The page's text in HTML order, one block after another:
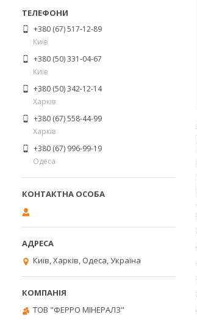
+380 (67) 517-12-89
Київ
+380 (50) 331-04-67
Київ
+380 (50) 342-12-14
Харків
+380 (67) 558-44-99
Харків
+380 (67) 996-99-19
Одеса
Київ, Харків, Одеса, Україна
ТОВ "ФЕРРО МІНЕРАЛЗ"